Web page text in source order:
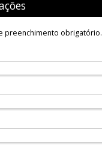
preenchimento obrigatório.